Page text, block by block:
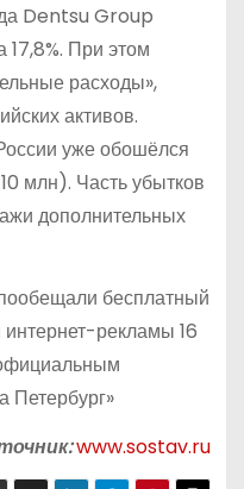
Dentsu Group
17,8%. При этом
расходы»,
активов.
уже обошёлся
млн). Часть убытков
дополнительных
бесплатный
рекламы 16
Петербург»
www.sostav.ru